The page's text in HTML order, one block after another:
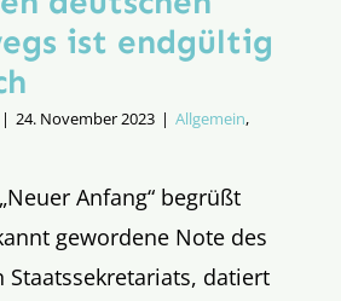
ist endgültig
| 24. November 2023 | Allgemein,
Anfang“ begrüßt
gewordene Note des
Staatssekretariats, datiert